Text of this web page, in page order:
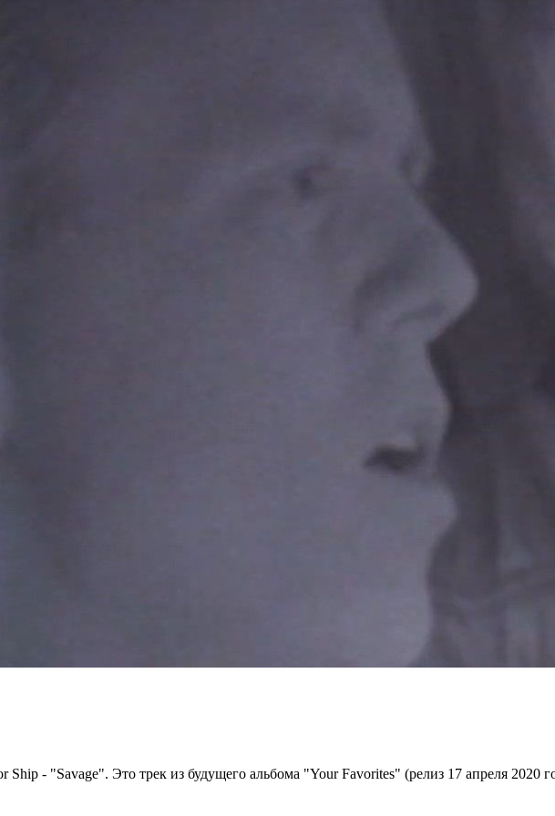
- "Savage". Это трек из будущего альбома "Your Favorites" (релиз 17 апреля 2020